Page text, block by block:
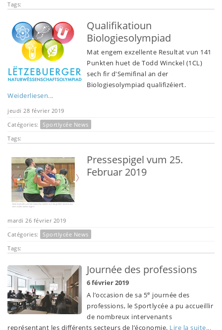
Tags:
Qualifikatioun
Biologiesolympiad
Mat engem exzellente Resultat vun 141
Punkten huet de Todd Winckel (1CL)
sech fir d'Semifinal an der
Biologiesolympiad qualifizéiert.
Weiderliesen...
jeudi 28 février 2019
Catégories:
Sportlycée News
Tags:
Pressespigel vum 25.
Februar 2019
mardi 26 février 2019
Catégories:
Sportlycée News
Tags:
Journée des professions
6 février 2019
A l’occasion de sa 5e journée des
professions, le Sportlycée a pu accueillir
de nombreux intervenants
représentant les différents secteurs de l’économie. Lire la suite...